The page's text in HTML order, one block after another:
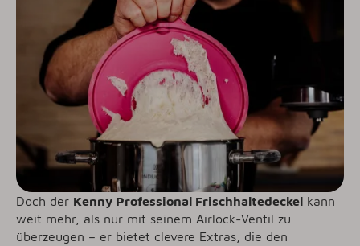
Doch der Kenny Professional Frischhaltedeckel kann
weit mehr, als nur mit seinem Airlock-Ventil zu
überzeugen – er bietet clevere Extras, die den